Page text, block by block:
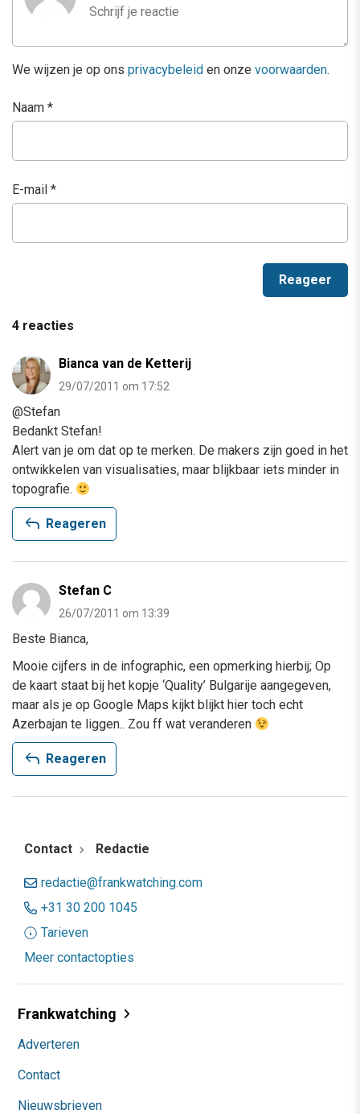
We wijzen je op ons privacybeleid en onze voorwaarden.
Naam *
E-mail *
4 reacties
Bianca van de Ketterij
29/07/2011 om 17:52
@Stefan
Bedankt Stefan!
Alert van je om dat op te merken. De makers zijn goed in het
ontwikkelen van visualisaties, maar blijkbaar iets minder in
topografie.
reply Reageren
Stefan C
26/07/2011 om 13:39
Beste Bianca,
Mooie cijfers in de infographic, een opmerking hierbij; Op
de kaart staat bij het kopje ‘Quality’ Bulgarije aangegeven,
maar als je op Google Maps kijkt blijkt hier toch echt
Azerbajan te liggen.. Zou ff wat veranderen
reply Reageren
Contact Redactie
redactie@frankwatching.com
+31 30 200 1045
Tarieven
Meer contactopties
Frankwatching
Adverteren
Contact
Nieuwsbrieven